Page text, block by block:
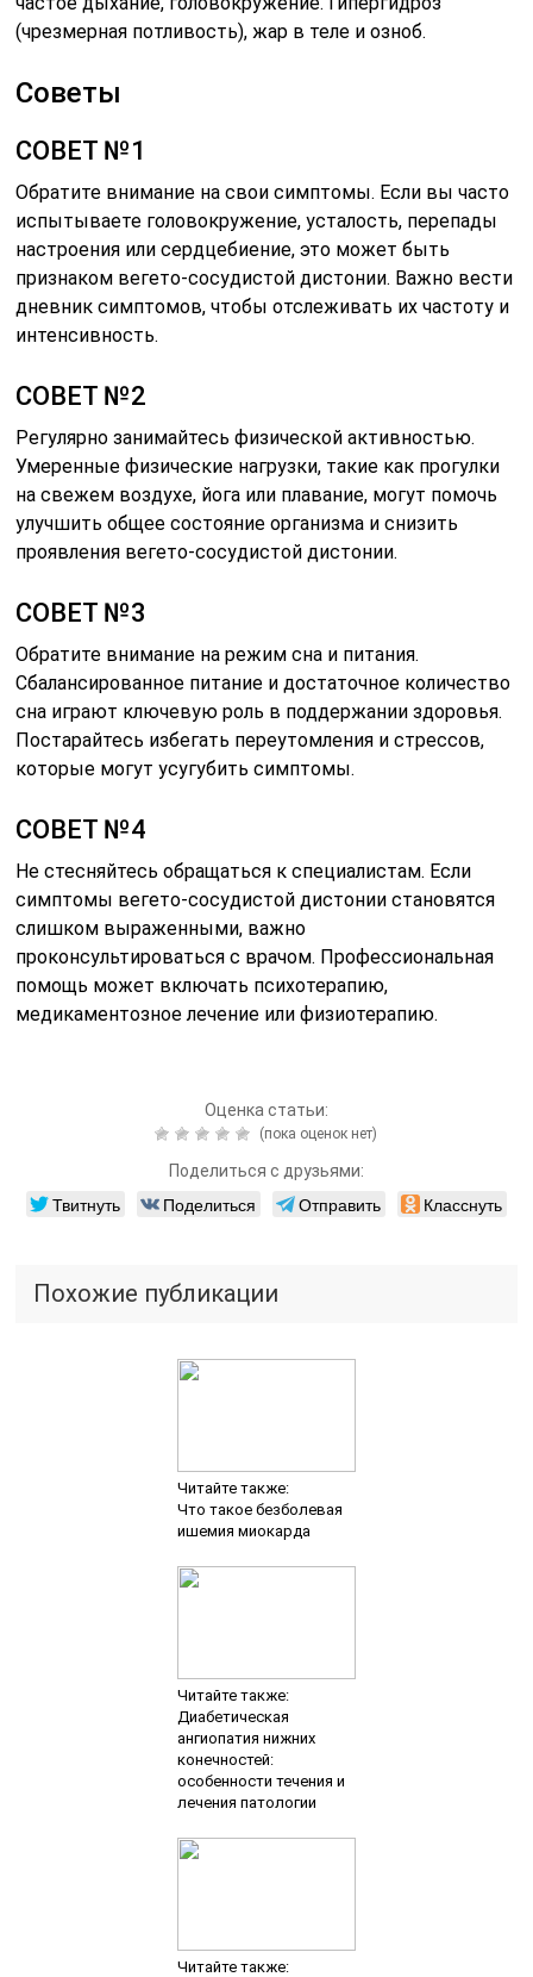
(чрезмерная потливость), жар в теле и озноб.
Советы
СОВЕТ №1
Обратите внимание на свои симптомы. Если вы часто
испытываете головокружение, усталость, перепады
настроения или сердцебиение, это может быть
признаком вегето-сосудистой дистонии. Важно вести
дневник симптомов, чтобы отслеживать их частоту и
интенсивность.
СОВЕТ №2
Регулярно занимайтесь физической активностью.
Умеренные физические нагрузки, такие как прогулки
на свежем воздухе, йога или плавание, могут помочь
улучшить общее состояние организма и снизить
проявления вегето-сосудистой дистонии.
СОВЕТ №3
Обратите внимание на режим сна и питания.
Сбалансированное питание и достаточное количество
сна играют ключевую роль в поддержании здоровья.
Постарайтесь избегать переутомления и стрессов,
которые могут усугубить симптомы.
СОВЕТ №4
Не стесняйтесь обращаться к специалистам. Если
симптомы вегето-сосудистой дистонии становятся
слишком выраженными, важно
проконсультироваться с врачом. Профессиональная
помощь может включать психотерапию,
медикаментозное лечение или физиотерапию.
Оценка статьи:
(пока оценок нет)
Поделиться с друзьями:
Твитнуть Поделиться Отправить Класснуть
Похожие публикации
Читайте также:
Что такое безболевая
ишемия миокарда
Читайте также:
Диабетическая
ангиопатия нижних
конечностей:
особенности течения и
лечения патологии
Читайте также: